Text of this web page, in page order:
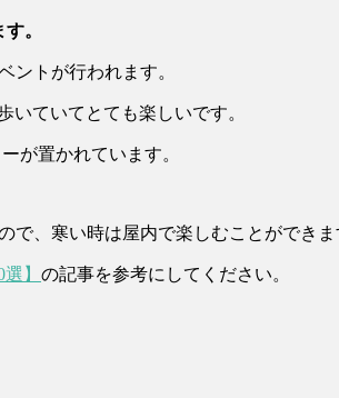
。
ントが行われます。
ていてとても楽しいです。
が置かれています。
、寒い時は屋内で楽しむことができま
】 の記事を参考にしてください。